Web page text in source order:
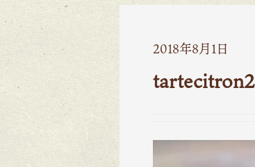
2018年8月1日
tartecitron2